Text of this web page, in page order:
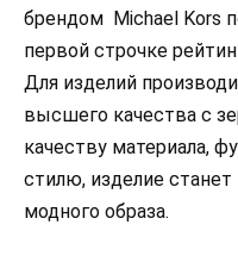
брендом Michael Kors
первой строчке
Для изделий
высшего качества с
качеству материала,
стилю, изделие
модного образа.